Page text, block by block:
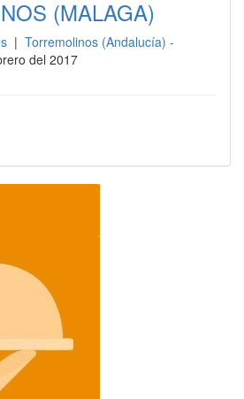
(MALAGA)
| Torremolinos (Andalucía) -
del 2017